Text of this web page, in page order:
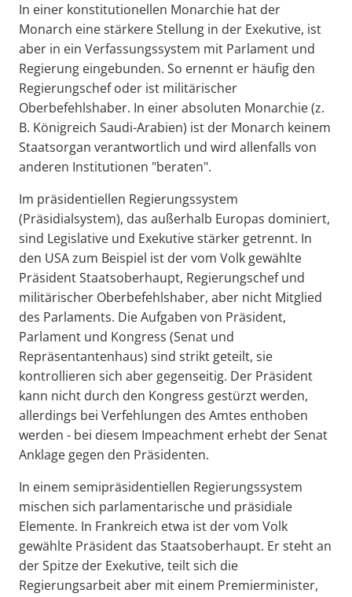
In einer konstitutionellen Monarchie hat der
Monarch eine stärkere Stellung in der Exekutive, ist
aber in ein Verfassungssystem mit Parlament und
Regierung eingebunden. So ernennt er häufig den
Regierungschef oder ist militärischer
Oberbefehlshaber. In einer absoluten Monarchie (z.
B. Königreich Saudi-Arabien) ist der Monarch keinem
Staatsorgan verantwortlich und wird allenfalls von
anderen Institutionen "beraten".
Im präsidentiellen Regierungssystem
(Präsidialsystem), das außerhalb Europas dominiert,
sind Legislative und Exekutive stärker getrennt. In
den USA zum Beispiel ist der vom Volk gewählte
Präsident Staatsoberhaupt, Regierungschef und
militärischer Oberbefehlshaber, aber nicht Mitglied
des Parlaments. Die Aufgaben von Präsident,
Parlament und Kongress (Senat und
Repräsentantenhaus) sind strikt geteilt, sie
kontrollieren sich aber gegenseitig. Der Präsident
kann nicht durch den Kongress gestürzt werden,
allerdings bei Verfehlungen des Amtes enthoben
werden - bei diesem Impeachment erhebt der Senat
Anklage gegen den Präsidenten.
In einem semipräsidentiellen Regierungssystem
mischen sich parlamentarische und präsidiale
Elemente. In Frankreich etwa ist der vom Volk
gewählte Präsident das Staatsoberhaupt. Er steht an
der Spitze der Exekutive, teilt sich die
Regierungsarbeit aber mit einem Premierminister,